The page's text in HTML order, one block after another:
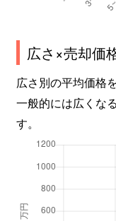
広さ×売却価
広さ別の平均価格
一般的には広くな
す。